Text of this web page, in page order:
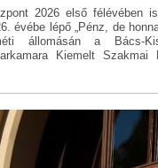
2026 első félévében
évébe lépő „Pénz, de
állomásán a Bács-
Kiemelt Szakmai